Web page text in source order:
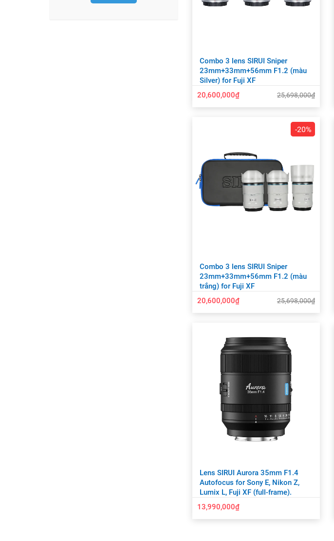
Combo 3 lens SIRUI Sniper
23mm+33mm+56mm F1.2 (màu
Silver) for Fuji XF
20,600,000₫
25,698,000₫
-20%
Combo 3 lens SIRUI Sniper
23mm+33mm+56mm F1.2 (màu
trắng) for Fuji XF
20,600,000₫
25,698,000₫
Lens SIRUI Aurora 35mm F1.4
Autofocus for Sony E, Nikon Z,
Lumix L, Fuji XF (full-frame).
13,990,000₫